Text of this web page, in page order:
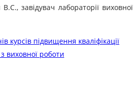
В.С., завідувач лабораторії виховної
курсів підвищення кваліфікації
виховної роботи